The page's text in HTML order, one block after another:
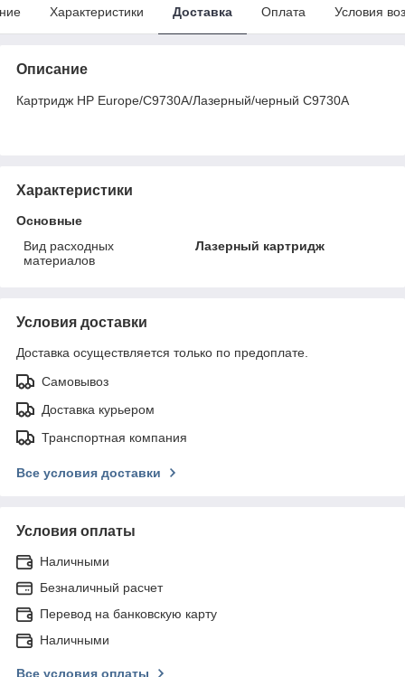
Характеристики Доставка Оплата Условия
Описание
Картридж HP Europe/C9730A/Лазерный/черный C9730A
Характеристики
Основные
Вид расходных
материалов
Лазерный картридж
Условия доставки
Доставка осуществляется только по предоплате.
Самовывоз
Доставка курьером
Транспортная компания
Все условия доставки
Условия оплаты
Наличными
Безналичный расчет
Перевод на банковскую карту
Наличными
Все условия оплаты